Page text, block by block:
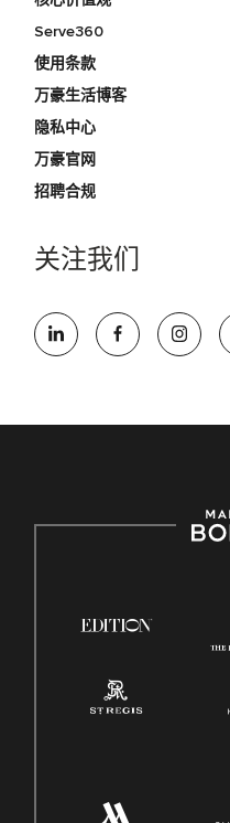
Serve360
使用条款
万豪生活博客
隐私中心
万豪官网
招聘合规
关注我们